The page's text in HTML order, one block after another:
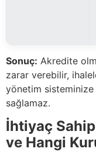
Sonuç: Akredite
zarar verebilir,
yönetim sisteminize
sağlamaz.
İhtiyaç
ve Hangi